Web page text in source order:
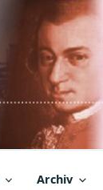
Archiv